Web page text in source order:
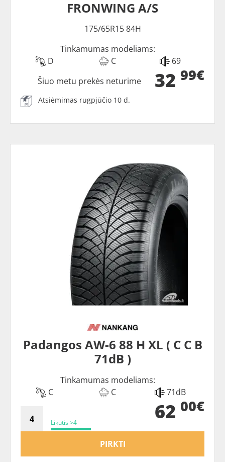
FRONWING A/S
175/65R15 84H
Tinkamumas modeliams:
D
C 69
32 99€
Šiuo metu prekės neturime
Atsiėmimas rugpjūčio 10 d.
Padangos AW-6 88 H XL ( C C B
71dB )
Tinkamumas modeliams:
C
C 71dB
Likutis >4 62 00€
PIRKTI